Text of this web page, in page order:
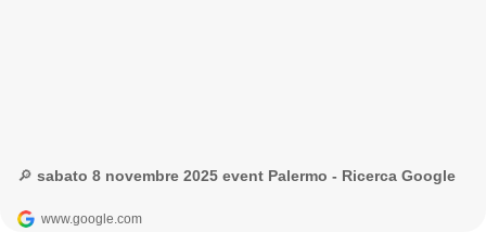
🔎 sabato 8 novembre 2025 event Palermo - Ricerca Google
www.google.com